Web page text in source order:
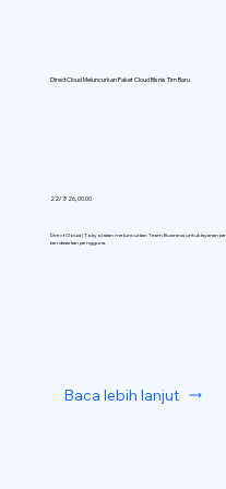
DirectCloud Meluncurkan Paket Cloud Bisnis Tim Baru
22/7/26, 00.00
DirectCloud (Tokyo) akan meluncurkan Team Business untuk layanan
berdasarkan pengguna.
Baca lebih lanjut